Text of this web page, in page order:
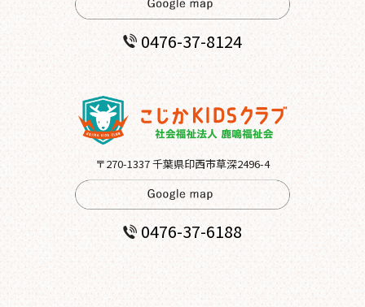
0476-37-8124
〒270-1337 千葉県印西市草深2496-4
0476-37-6188